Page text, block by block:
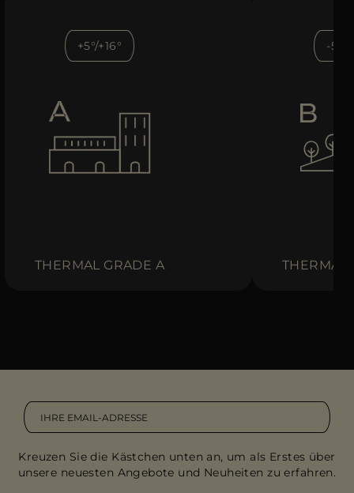
+5°/+16°
THERMAL GRADE A
-5°/
THERMAL
Kreuzen Sie die Kästchen unten an, um als Erstes über
unsere neuesten Angebote und Neuheiten zu erfahren.